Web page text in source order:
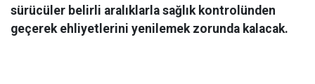
sürücüler belirli aralıklarla sağlık kontrolünden
geçerek ehliyetlerini yenilemek zorunda kalacak.